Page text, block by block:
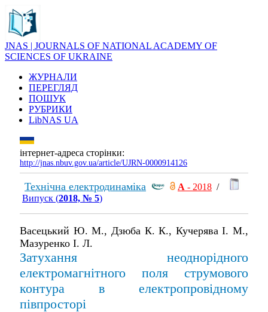
JNAS | JOURNALS OF NATIONAL ACADEMY OF
SCIENCES OF UKRAINE
ЖУРНАЛИ
ПЕРЕГЛЯД
ПОШУК
РУБРИКИ
LibNAS UA
інтернет-адреса сторінки:
http://jnas.nbuv.gov.ua/article/UJRN-0000914126
Технічна електродинаміка А - 2018 /
Випуск (2018, № 5)
Васецький Ю. М., Дзюба К. К., Кучерява І. М.,
Мазуренко І. Л.
Затухання неоднорідного
електромагнітного поля струмового
контура в електропровідному
півпросторі